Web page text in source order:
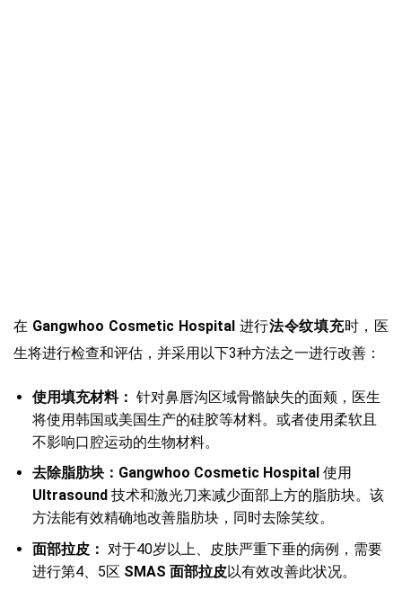
在 Gangwhoo Cosmetic Hospital进行法令纹填充时，医
生将进行检查和评估，并采用以下3种方法之一进行改善：
使用填充材料： 针对鼻唇沟区域骨骼缺失的面颊，医生
将使用韩国或美国生产的硅胶等材料。或者使用柔软且
不影响口腔运动的生物材料。
去除脂肪块：Gangwhoo Cosmetic Hospital 使用
Ultrasound 技术和激光刀来减少面部上方的脂肪块。该
方法能有效精确地改善脂肪块，同时去除笑纹。
面部拉皮： 对于40岁以上、皮肤严重下垂的病例，需要
进行第4、5区 SMAS 面部拉皮以有效改善此状况。